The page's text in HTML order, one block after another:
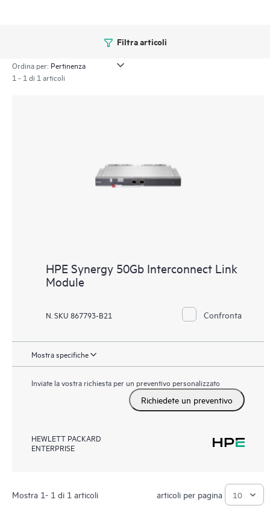
Filtra articoli
Ordina per:
1 - 1 di 1 articoli
HPE Synergy 50Gb Interconnect Link
Module
N. SKU 867793-B21 Confronta
Mostra specifiche
Inviate la vostra richiesta per un preventivo personalizzato
Richiedete un preventivo
HEWLETT PACKARD
ENTERPRISE
Mostra 1- 1 di 1 articoli articoli per pagina